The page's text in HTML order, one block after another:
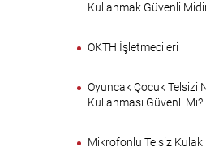
Kullanmak Güvenli
OKTH İşletmecileri
Oyuncak Çocuk Telsizi
Kullanması Güvenli Mi?
Mikrofonlu Telsiz